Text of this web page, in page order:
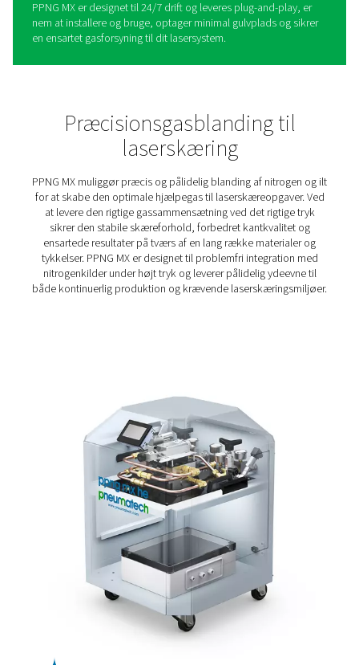
PPNG MX-gasblander til
PPNG MX er en højtydende præcisionsgasblander, der
udviklet til kravene i forbindelse med laserskæring.
nitrogen og ilt i det optimale forhold for at kombinere
ved begge hjælpegasser – hurtigere skæring og
kantkvalitet – samtidig med at ulemperne minimeres.
Sammenlignet med ren ilt kan en nitrogen-ilt-blanding
skærehastigheden med op til 5× på blødt stål. Til
PPNG MX øge hastigheden med over 40 %, samtidig
leverer en glattere overfladefinish.
bearbejdning. PPNG MX eliminerer disse
levere en stabil gasblanding, der muliggør glatte,
kanter med minimal grat og ingen oxidrester, hvilket
efterbehandling og øger den overordnede produktivitet.
PPNG MX er designet til 24/7 drift og leveres plug-and-
nem at installere og bruge, optager minimal gulvplads
en ensartet gasforsyning til dit lasersystem.
Præcisionsgasblanding
laserskæring